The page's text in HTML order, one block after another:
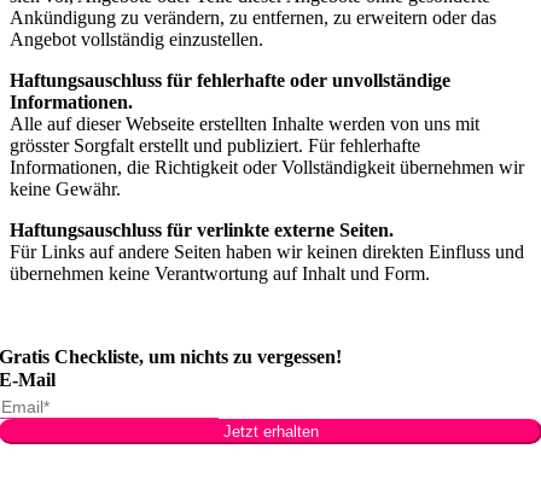
Ankündigung zu verändern, zu entfernen, zu erweitern oder das
Angebot vollständig einzustellen.
Haftungsauschluss für fehlerhafte oder unvollständige
Informationen.
Alle auf dieser Webseite erstellten Inhalte werden von uns mit
grösster Sorgfalt erstellt und publiziert. Für fehlerhafte
Informationen, die Richtigkeit oder Vollständigkeit übernehmen wir
keine Gewähr.
Haftungsauschluss für verlinkte externe Seiten.
Für Links auf andere Seiten haben wir keinen direkten Einfluss und
übernehmen keine Verantwortung auf Inhalt und Form.
Gratis Checkliste, um nichts zu vergessen!
E-Mail
Jetzt erhalten